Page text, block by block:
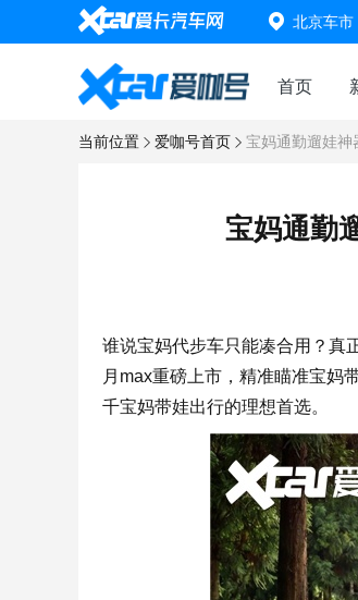
北京车市
首页
当前位置 爱咖号首页 宝妈通勤遛娃神
宝妈通勤
谁说宝妈代步车只能凑合用？真
月max重磅上市，精准瞄准宝妈
千宝妈带娃出行的理想首选。